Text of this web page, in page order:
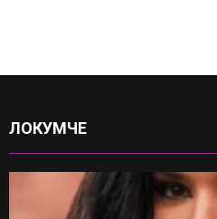
ЛОКУМЧЕ